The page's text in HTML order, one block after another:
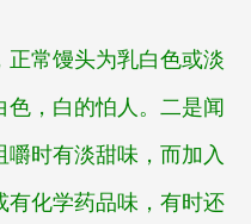
常馒头为乳白色或淡
，白的怕人。二是闻
时有淡甜味，而加入
有化学药品味，有时还